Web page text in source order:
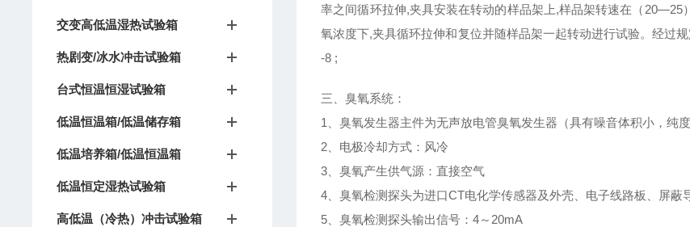
交变高低温湿热试验箱
热剧变/冰水冲击试验箱
台式恒温恒湿试验箱
低温恒温箱/低温储存箱
低温培养箱/低温恒温箱
低温恒定湿热试验箱
高低温（冷热）冲击试验箱
率之间循环拉伸,夹具安装在转动的样品架上,样品架转速在（
氧浓度下,夹具循环拉伸和复位并随样品架一起转动进行试验。经过
-8 ;
三、臭氧系统：
1、臭氧发生器主件为无声放电管臭氧发生器（具有噪音体积小，纯
2、电极冷却方式：风冷
3、臭氧产生供气源：直接空气
4、臭氧检测探头为进口CT电化学传感器及外壳、电子线路板、屏蔽
5、臭氧检测探头输出信号：4～20mA